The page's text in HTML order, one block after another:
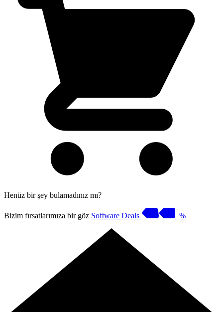
Henüz bir şey bulamadınız mı?
Bizim fırsatlarımıza bir göz Software Deals %